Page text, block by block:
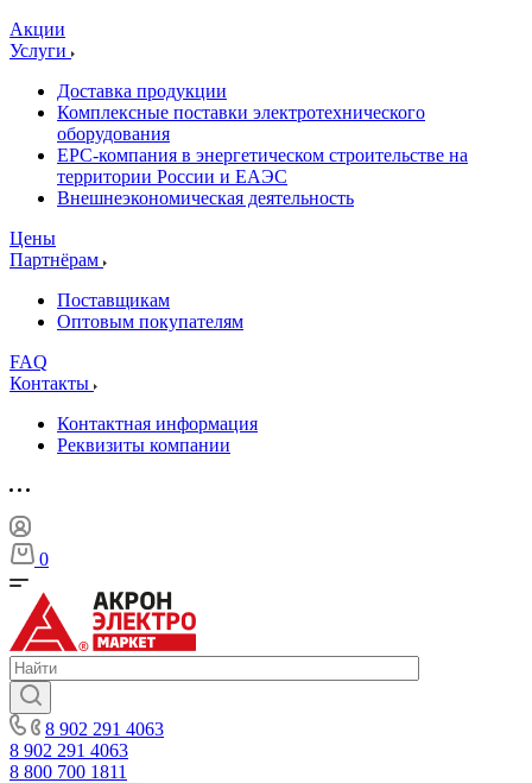
Акции
Услуги
Доставка продукции
Комплексные поставки электротехнического
оборудования
EPC-компания в энергетическом строительстве на
территории России и ЕАЭС
Внешнеэкономическая деятельность
Цены
Партнёрам
Поставщикам
Оптовым покупателям
FAQ
Контакты
Контактная информация
Реквизиты компании
0
8 902 291 4063
8 902 291 4063
8 800 700 1811